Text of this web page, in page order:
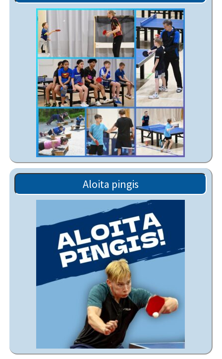
Aloita pingis